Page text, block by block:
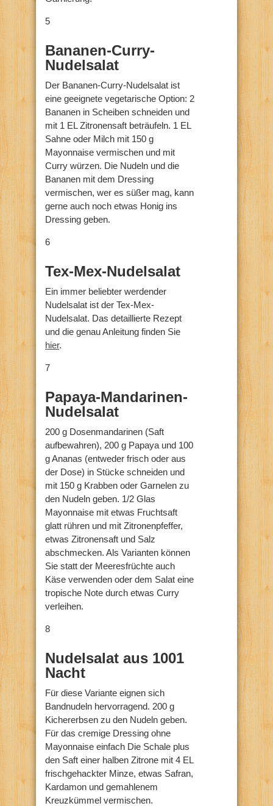
5
Bananen-Curry-
Nudelsalat
Der Bananen-Curry-Nudelsalat ist
eine geeignete vegetarische Option: 2
Bananen in Scheiben schneiden und
mit 1 EL Zitronensaft beträufeln. 1 EL
Sahne oder Milch mit 150 g
Mayonnaise vermischen und mit
Curry würzen. Die Nudeln und die
Bananen mit dem Dressing
vermischen, wer es süßer mag, kann
gerne auch noch etwas Honig ins
Dressing geben.
6
Tex-Mex-Nudelsalat
Ein immer beliebter werdender
Nudelsalat ist der Tex-Mex-
Nudelsalat. Das detaillierte Rezept
und die genau Anleitung finden Sie
hier.
7
Papaya-Mandarinen-
Nudelsalat
200 g Dosenmandarinen (Saft
aufbewahren), 200 g Papaya und 100
g Ananas (entweder frisch oder aus
der Dose) in Stücke schneiden und
mit 150 g Krabben oder Garnelen zu
den Nudeln geben. 1/2 Glas
Mayonnaise mit etwas Fruchtsaft
glatt rühren und mit Zitronenpfeffer,
etwas Zitronensaft und Salz
abschmecken. Als Varianten können
Sie statt der Meeresfrüchte auch
Käse verwenden oder dem Salat eine
tropische Note durch etwas Curry
verleihen.
8
Nudelsalat aus 1001
Nacht
Für diese Variante eignen sich
Bandnudeln hervorragend. 200 g
Kichererbsen zu den Nudeln geben.
Für das cremige Dressing ohne
Mayonnaise einfach Die Schale plus
den Saft einer halben Zitrone mit 4 EL
frischgehackter Minze, etwas Safran,
Kardamon und gemahlenem
Kreuzkümmel vermischen.